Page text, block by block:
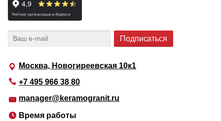
Москва, Новогиреевская 10к1
+7 495 966 38 80
manager@keramogranit.ru
Время работы